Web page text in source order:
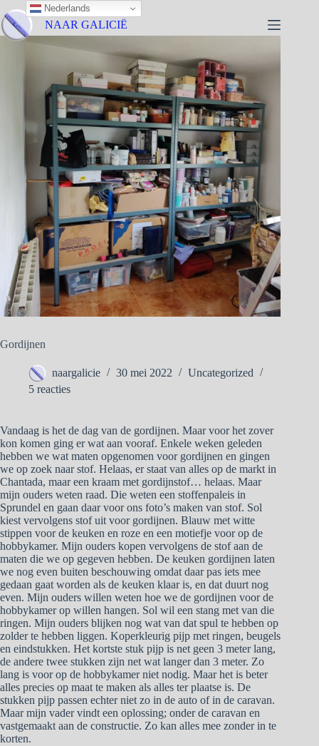
NAAR GALICIË
Gordijnen
naargalicie 30 mei 2022
Uncategorized
5 reacties
Vandaag is het de dag van de gordijnen. Maar voor het zover
kon komen ging er wat aan vooraf. Enkele weken geleden
hebben we wat maten opgenomen voor gordijnen en gingen
we op zoek naar stof. Helaas, er staat van alles op de markt in
Chantada, maar een kraam met gordijnstof… helaas. Maar
mijn ouders weten raad. Die weten een stoffenpaleis in
Sprundel en gaan daar voor ons foto’s maken van stof. Sol
kiest vervolgens stof uit voor gordijnen. Blauw met witte
stippen voor de keuken en roze en een motiefje voor op de
hobbykamer. Mijn ouders kopen vervolgens de stof aan de
maten die we op gegeven hebben. De keuken gordijnen laten
we nog even buiten beschouwing omdat daar pas iets mee
gedaan gaat worden als de keuken klaar is, en dat duurt nog
even. Mijn ouders willen weten hoe we de gordijnen voor de
hobbykamer op willen hangen. Sol wil een stang met van die
ringen. Mijn ouders blijken nog wat van dat spul te hebben op
zolder te hebben liggen. Koperkleurig pijp met ringen, beugels
en eindstukken. Het kortste stuk pijp is net geen 3 meter lang,
de andere twee stukken zijn net wat langer dan 3 meter. Zo
lang is voor op de hobbykamer niet nodig. Maar het is beter
alles precies op maat te maken als alles ter plaatse is. De
stukken pijp passen echter niet zo in de auto of in de caravan.
Maar mijn vader vindt een oplossing; onder de caravan en
vastgemaakt aan de constructie. Zo kan alles mee zonder in te
korten.
Nederlands